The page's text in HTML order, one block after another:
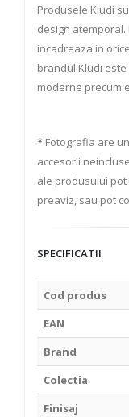
Produsele Kludi
design atemporal.
incadreaza in
brandul Kludi
moderne precum
* Fotografia are
accesorii
ale produsului
preaviz, sau pot
SPECIFICATII
Cod produs
EAN
Brand
Colectia
Finisaj